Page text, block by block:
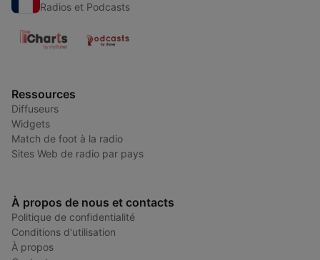
Radios et Podcasts
Ressources
Diffuseurs
Widgets
Match de foot à la radio
Sites Web de radio par pays
À propos de nous et contacts
Politique de confidentialité
Conditions d'utilisation
À propos